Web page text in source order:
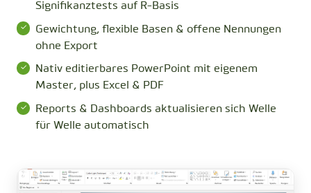
Signifikanztests auf R-Basis
Gewichtung, flexible Basen & offene Nennungen
ohne Export
Nativ editierbares PowerPoint mit eigenem
Master, plus Excel & PDF
Reports & Dashboards aktualisieren sich Welle
für Welle automatisch